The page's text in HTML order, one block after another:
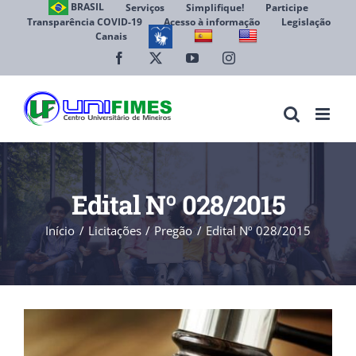
BRASIL Serviços Simplifique!
Participe
Transparência COVID-19
Acesso à informação
Legislação
Canais
Facebook YouTubeInstagram
Edital Nº 028/2015
Início Licitações Pregão Edital Nº 028/2015
Larger
Image